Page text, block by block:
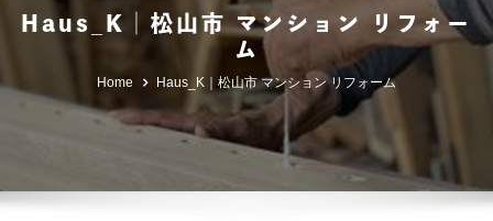
Haus_K｜松山市 マンション リフォー
ム
Home Haus_K｜松山市 マンション リフォーム